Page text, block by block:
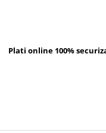
Plati online 100%